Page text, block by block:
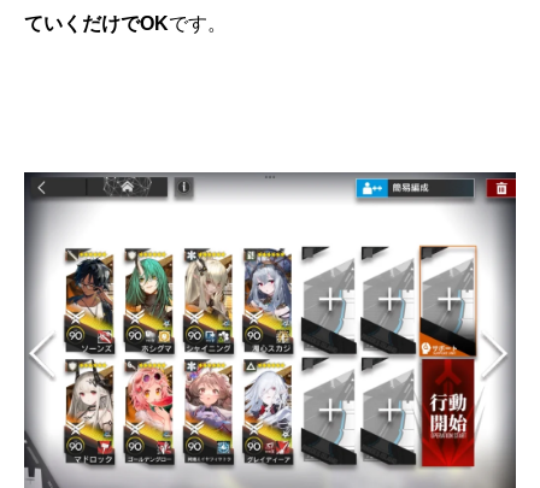
ていくだけでOKです。